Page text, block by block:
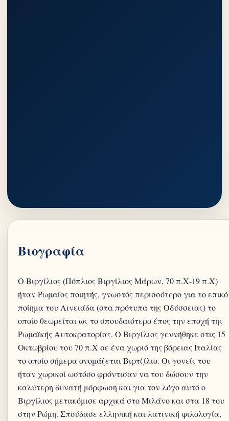
Βιογραφία
Ο Βιργίλιος (Πόπλιος Βιργίλιος Μάρων, 70 π.Χ-19 π.Χ)
ήταν Ρωμαίος ποιητής, γνωστός περισσότερο για το επικό
ποίημα του Αινειάδα (στα πρότυπα της Οδύσσειας) το
οποίο θεωρείται ως το σπουδαιότερο έπος την εποχή της
Ρωμαϊκής Αυτοκρατορίας. Ο Βιργίλιος γεννήθηκε στις 15
Οκτωβρίου του 70 π.Χ σε ένα χωριό της βόρειας Ιταλίας
το οποίο σήμερα ονομάζεται Βιρτζίλιο. Οι γονείς του
ήταν χωρικοί ωστόσο φρόντισαν να του δώσουν την
καλύτερη δυνατή μόρφωση και για τον λόγο αυτό ο
Βιργίλιος μετακόμισε αρχικά στο Μιλάνο και στα 18 του
στην Ρώμη. Σπούδασε ελληνική και λατινική φιλολογία,